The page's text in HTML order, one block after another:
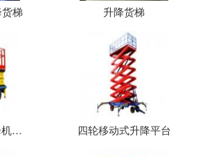
梯 升降货梯
电瓶车载式升降机（平台） 四轮移动式升降平台